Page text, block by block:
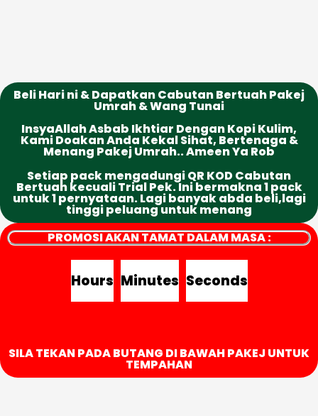
Beli Hari ni & Dapatkan Cabutan Bertuah Pakej
Umrah & Wang Tunai
InsyaAllah Asbab Ikhtiar Dengan Kopi Kulim,
Kami Doakan Anda Kekal Sihat, Bertenaga &
Menang Pakej Umrah.. Ameen Ya Rob
Setiap pack mengadungi QR KOD Cabutan
Bertuah kecuali Trial Pek. Ini bermakna 1 pack
untuk 1 pernyataan. Lagi banyak abda beli,lagi
tinggi peluang untuk menang
PROMOSI AKAN TAMAT DALAM MASA :
Hours Minutes Seconds
SILA TEKAN PADA BUTANG DI BAWAH PAKEJ UNTUK
TEMPAHAN